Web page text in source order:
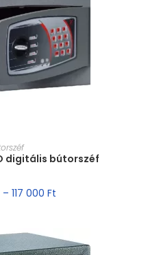
digitális bútorszéf
– 117 000 Ft